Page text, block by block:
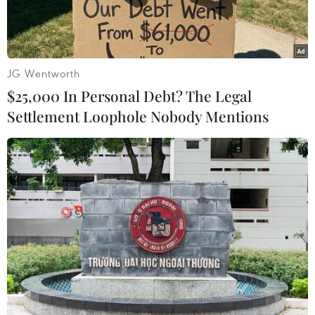
Phó Thủ tướng Trần Hồng Hà phát biểu. (Ảnh: An Đăng/TTXVN)
Chiều 28/11, tại Trụ sở Chính phủ, Phó Thủ
tướng Trần Hồng Hà chủ trì cuộc họp với các bộ,
cơ quan, địa phương về tình hình triển khai
nhiệm vụ tổng kết 10 năm thực hiện Nghị quyết
JG Wentworth
$25,000 In Personal Debt? The Legal
Settlement Loophole Nobody Mentions